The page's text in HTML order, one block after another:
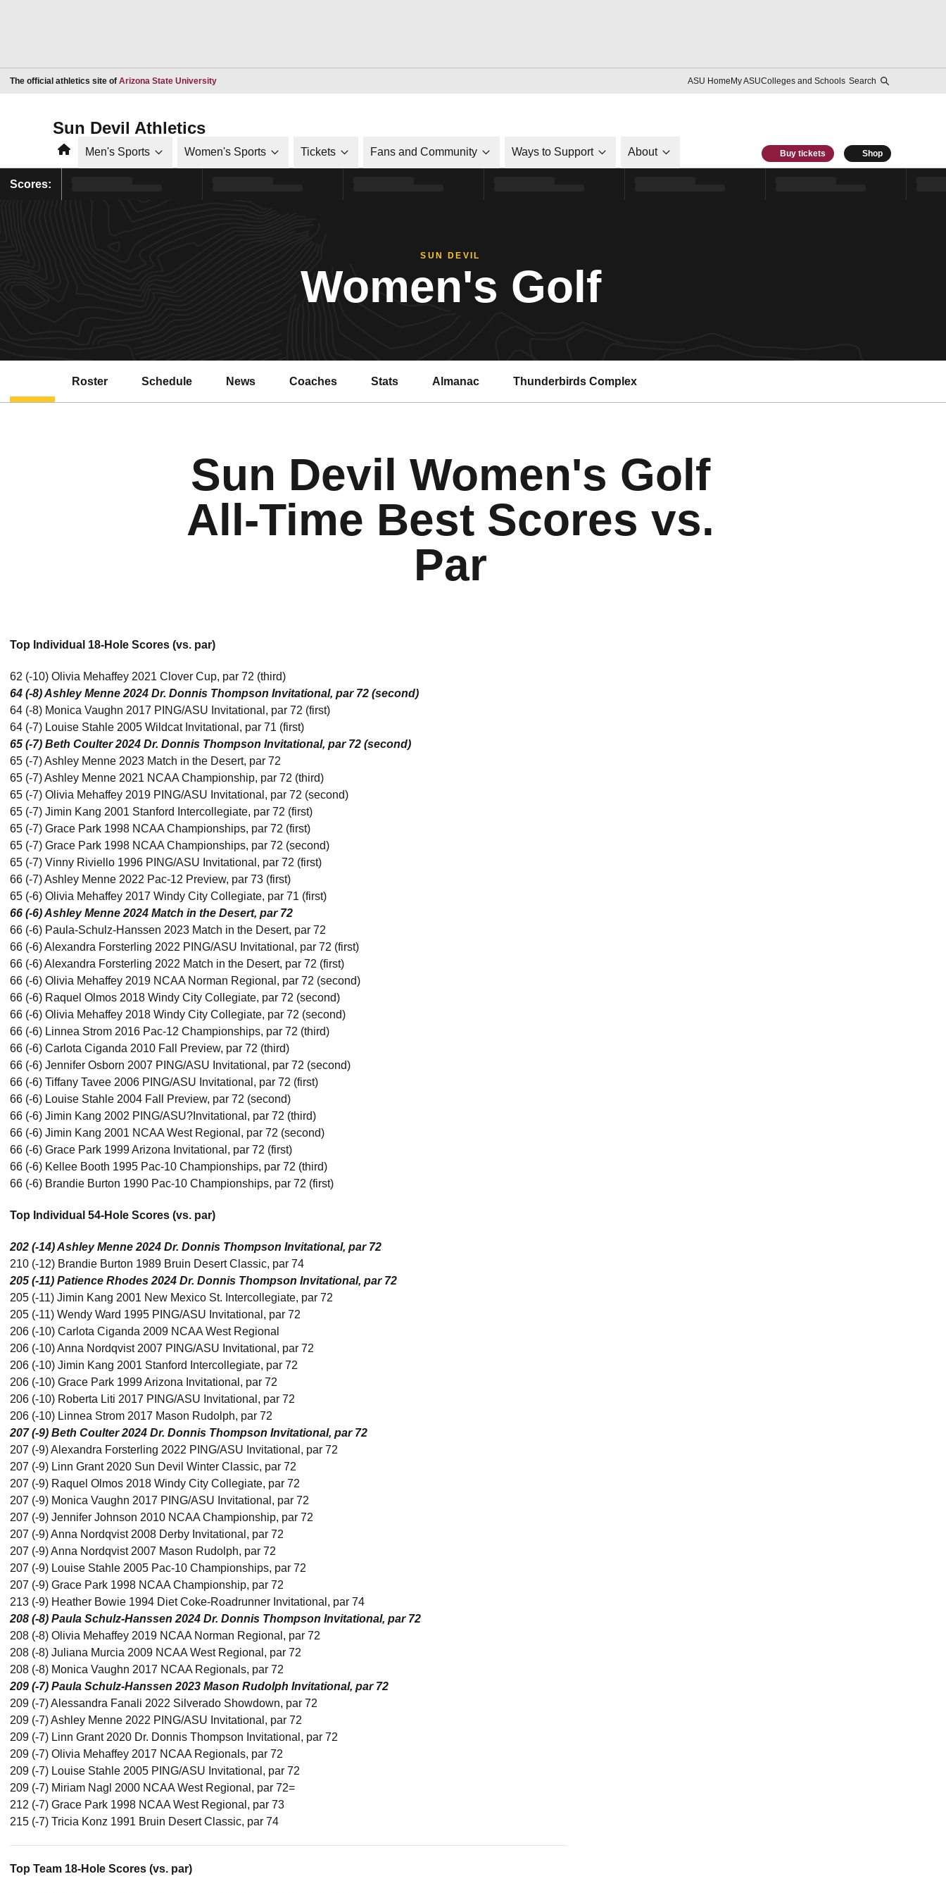
The official athletics site of Arizona State UniversityOpens in a new window ASU HomeMy ASUColleges and Schools Search
Sun Devil Athletics
HomeMen's Sports Women's Sports Tickets Fans and Community Ways to Support About Buy tickets Shop
Scores:
SUN DEVIL
Women's Golf
Roster Schedule News Coaches Stats Almanac Thunderbirds Complex
Sun Devil Women's Golf
All-Time Best Scores vs.
Par
Top Individual 18-Hole Scores (vs. par)
62 (-10) Olivia Mehaffey 2021 Clover Cup, par 72 (third)
64 (-8) Ashley Menne 2024 Dr. Donnis Thompson Invitational, par 72 (second)
64 (-8) Monica Vaughn 2017 PING/ASU Invitational, par 72 (first)
64 (-7) Louise Stahle 2005 Wildcat Invitational, par 71 (first)
65 (-7) Beth Coulter 2024 Dr. Donnis Thompson Invitational, par 72 (second)
65 (-7) Ashley Menne 2023 Match in the Desert, par 72
65 (-7) Ashley Menne 2021 NCAA Championship, par 72 (third)
65 (-7) Olivia Mehaffey 2019 PING/ASU Invitational, par 72 (second)
65 (-7) Jimin Kang 2001 Stanford Intercollegiate, par 72 (first)
65 (-7) Grace Park 1998 NCAA Championships, par 72 (first)
65 (-7) Grace Park 1998 NCAA Championships, par 72 (second)
65 (-7) Vinny Riviello 1996 PING/ASU Invitational, par 72 (first)
66 (-7) Ashley Menne 2022 Pac-12 Preview, par 73 (first)
65 (-6) Olivia Mehaffey 2017 Windy City Collegiate, par 71 (first)
66 (-6) Ashley Menne 2024 Match in the Desert, par 72
66 (-6) Paula-Schulz-Hanssen 2023 Match in the Desert, par 72
66 (-6) Alexandra Forsterling 2022 PING/ASU Invitational, par 72 (first)
66 (-6) Alexandra Forsterling 2022 Match in the Desert, par 72 (first)
66 (-6) Olivia Mehaffey 2019 NCAA Norman Regional, par 72 (second)
66 (-6) Raquel Olmos 2018 Windy City Collegiate, par 72 (second)
66 (-6) Olivia Mehaffey 2018 Windy City Collegiate, par 72 (second)
66 (-6) Linnea Strom 2016 Pac-12 Championships, par 72 (third)
66 (-6) Carlota Ciganda 2010 Fall Preview, par 72 (third)
66 (-6) Jennifer Osborn 2007 PING/ASU Invitational, par 72 (second)
66 (-6) Tiffany Tavee 2006 PING/ASU Invitational, par 72 (first)
66 (-6) Louise Stahle 2004 Fall Preview, par 72 (second)
66 (-6) Jimin Kang 2002 PING/ASU?Invitational, par 72 (third)
66 (-6) Jimin Kang 2001 NCAA West Regional, par 72 (second)
66 (-6) Grace Park 1999 Arizona Invitational, par 72 (first)
66 (-6) Kellee Booth 1995 Pac-10 Championships, par 72 (third)
66 (-6) Brandie Burton 1990 Pac-10 Championships, par 72 (first)
Top Individual 54-Hole Scores (vs. par)
202 (-14) Ashley Menne 2024 Dr. Donnis Thompson Invitational, par 72
210 (-12) Brandie Burton 1989 Bruin Desert Classic, par 74
205 (-11) Patience Rhodes 2024 Dr. Donnis Thompson Invitational, par 72
205 (-11) Jimin Kang 2001 New Mexico St. Intercollegiate, par 72
205 (-11) Wendy Ward 1995 PING/ASU Invitational, par 72
206 (-10) Carlota Ciganda 2009 NCAA West Regional
206 (-10) Anna Nordqvist 2007 PING/ASU Invitational, par 72
206 (-10) Jimin Kang 2001 Stanford Intercollegiate, par 72
206 (-10) Grace Park 1999 Arizona Invitational, par 72
206 (-10) Roberta Liti 2017 PING/ASU Invitational, par 72
206 (-10) Linnea Strom 2017 Mason Rudolph, par 72
207 (-9) Beth Coulter 2024 Dr. Donnis Thompson Invitational, par 72
207 (-9) Alexandra Forsterling 2022 PING/ASU Invitational, par 72
207 (-9) Linn Grant 2020 Sun Devil Winter Classic, par 72
207 (-9) Raquel Olmos 2018 Windy City Collegiate, par 72
207 (-9) Monica Vaughn 2017 PING/ASU Invitational, par 72
207 (-9) Jennifer Johnson 2010 NCAA Championship, par 72
207 (-9) Anna Nordqvist 2008 Derby Invitational, par 72
207 (-9) Anna Nordqvist 2007 Mason Rudolph, par 72
207 (-9) Louise Stahle 2005 Pac-10 Championships, par 72
207 (-9) Grace Park 1998 NCAA Championship, par 72
213 (-9) Heather Bowie 1994 Diet Coke-Roadrunner Invitational, par 74
208 (-8) Paula Schulz-Hanssen 2024 Dr. Donnis Thompson Invitational, par 72
208 (-8) Olivia Mehaffey 2019 NCAA Norman Regional, par 72
208 (-8) Juliana Murcia 2009 NCAA West Regional, par 72
208 (-8) Monica Vaughn 2017 NCAA Regionals, par 72
209 (-7) Paula Schulz-Hanssen 2023 Mason Rudolph Invitational, par 72
209 (-7) Alessandra Fanali 2022 Silverado Showdown, par 72
209 (-7) Ashley Menne 2022 PING/ASU Invitational, par 72
209 (-7) Linn Grant 2020 Dr. Donnis Thompson Invitational, par 72
209 (-7) Olivia Mehaffey 2017 NCAA Regionals, par 72
209 (-7) Louise Stahle 2005 PING/ASU Invitational, par 72
209 (-7) Miriam Nagl 2000 NCAA West Regional, par 72=
212 (-7) Grace Park 1998 NCAA West Regional, par 73
215 (-7) Tricia Konz 1991 Bruin Desert Classic, par 74
Top Team 18-Hole Scores (vs. par)